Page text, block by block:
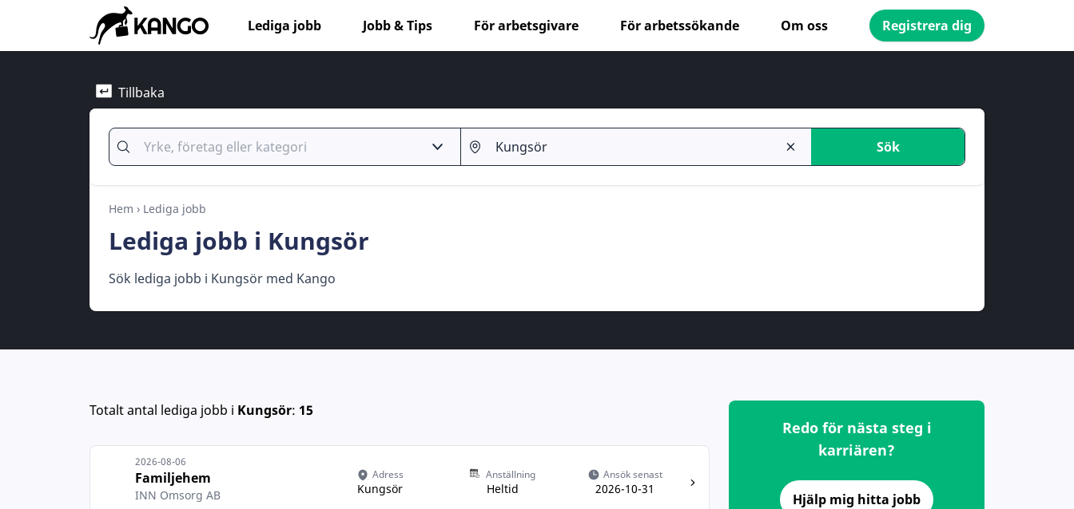
Lediga jobb Jobb & Tips För arbetsgivare För arbetssökande Om oss Registrera dig
Tillbaka
Sök
Hem › Lediga jobb
Lediga jobb i Kungsör
Sök lediga jobb i Kungsör med Kango
Totalt antal lediga jobb i Kungsör: 15
2026-08-06
Familjehem
INN Omsorg AB
Adress
Kungsör
Anställning
Heltid
Ansök senast
2026-10-31
Redo för nästa steg i
karriären?
Hjälp mig hitta jobb